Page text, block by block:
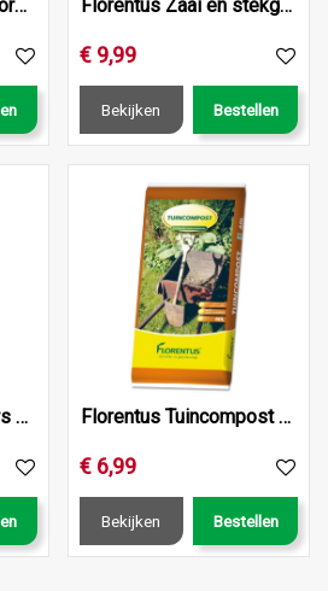
Florentus Franse decoratieve Boomschors 40L Florentus Zaai en stekgrond 40L
€ 9,99
Bekijken Bestellen
Florentus Boomschors 50L Florentus Tuincompost 40L
€ 6,99
Bekijken Bestellen